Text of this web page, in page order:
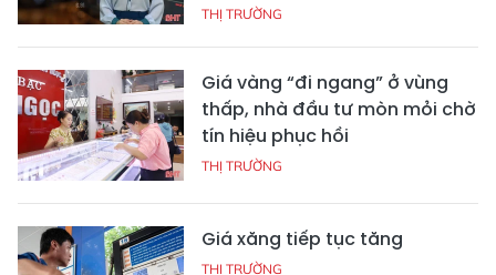
THỊ TRƯỜNG
Giá vàng “đi ngang” ở vùng
thấp, nhà đầu tư mòn mỏi chờ
tín hiệu phục hồi
THỊ TRƯỜNG
Giá xăng tiếp tục tăng
THỊ TRƯỜNG